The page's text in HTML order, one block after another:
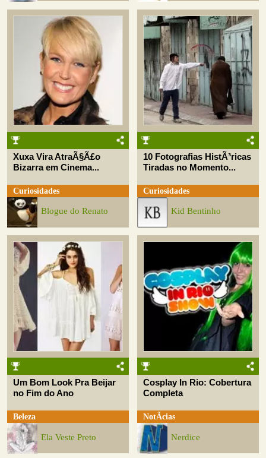
Xuxa Vira AtraÃ§Ã£o
Bizarra em Cinema...
Curiosidades
Blogue do Renato
10 Fotografias HistÃ³ricas
Tiradas no Momento...
Curiosidades
Kid Bentinho
Um Bom Look Pra Beijar
no Fim do Ano
Beleza
Ela Veste Preto
Cosplay In Rio: Cobertura
Completa
NotÃ­cias
Nerdice